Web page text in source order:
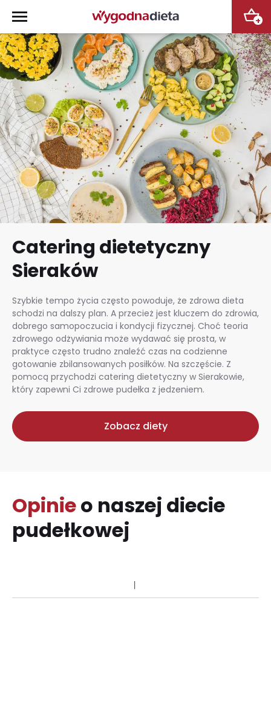
+
Catering dietetyczny
Sieraków
Szybkie tempo życia często powoduje, że zdrowa dieta
schodzi na dalszy plan. A przecież jest kluczem do zdrowia,
dobrego samopoczucia i kondycji fizycznej. Choć teoria
zdrowego odżywiania może wydawać się prosta, w
praktyce często trudno znaleźć czas na codzienne
gotowanie zbilansowanych posiłków. Na szczęście. Z
pomocą przychodzi catering dietetyczny w Sierakowie,
który zapewni Ci zdrowe pudełka z jedzeniem.
Zobacz diety
Opinieo naszej diecie
pudełkowej